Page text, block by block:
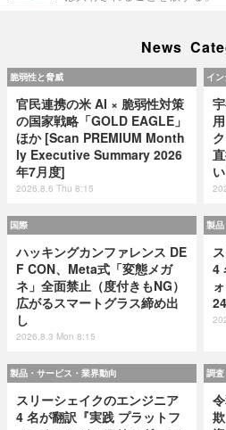
News
脆弱性と脅威
官民連携の米 AI × 脆弱性対策
の国家戦略「GOLD EAGLE」
ほか [Scan PREMIUM Month
ly Executive Summary 2026
年7月度]
2026.8.6 Thu 8:15
イ
国際
ハッキングカンファレンス DE
F CON、Meta式「変態メガ
ネ」全面禁止（度付きもNG）
広がるスマートグラス締め出
し
2026.8.3 Mon 8:15
製品
4
製品・サービス・業界動向
スリーシェイクのエンジニア
4 名が翻訳『実践 プラットフ
調査